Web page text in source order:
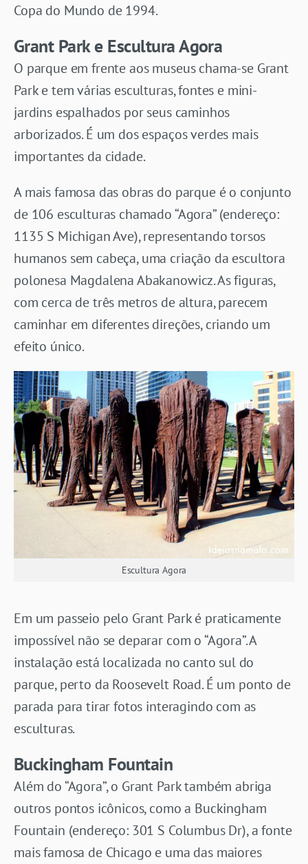
Copa do Mundo de 1994.
Grant Park e Escultura Agora
O parque em frente aos museus chama-se Grant
Park e tem várias esculturas, fontes e mini-
jardins espalhados por seus caminhos
arborizados. É um dos espaços verdes mais
importantes da cidade.
A mais famosa das obras do parque é o conjunto
de 106 esculturas chamado “Agora” (endereço:
1135 S Michigan Ave), representando torsos
humanos sem cabeça, uma criação da escultora
polonesa Magdalena Abakanowicz. As figuras,
com cerca de três metros de altura, parecem
caminhar em diferentes direções, criando um
efeito único.
Escultura Agora
Em um passeio pelo Grant Park é praticamente
impossível não se deparar com o “Agora”. A
instalação está localizada no canto sul do
parque, perto da Roosevelt Road. É um ponto de
parada para tirar fotos interagindo com as
esculturas.
Buckingham Fountain
Além do “Agora”, o Grant Park também abriga
outros pontos icônicos, como a Buckingham
Fountain (endereço: 301 S Columbus Dr), a fonte
mais famosa de Chicago e uma das maiores